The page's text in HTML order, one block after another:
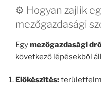
⚙️ Hogyan zajlik
mezőgazdasági
Egymezőgazdasági
következő lépésekből
Előkészítés: